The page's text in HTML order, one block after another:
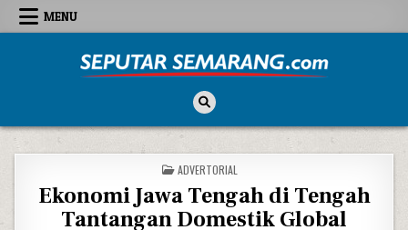
Skip to content
MENU
POSTED IN
ADVERTORIAL
Ekonomi Jawa Tengah di Tengah
Tantangan Domestik Global